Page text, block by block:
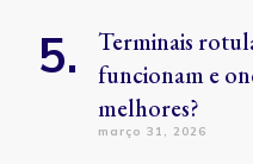
Terminais
funcionam e
melhores?
março 31, 2026